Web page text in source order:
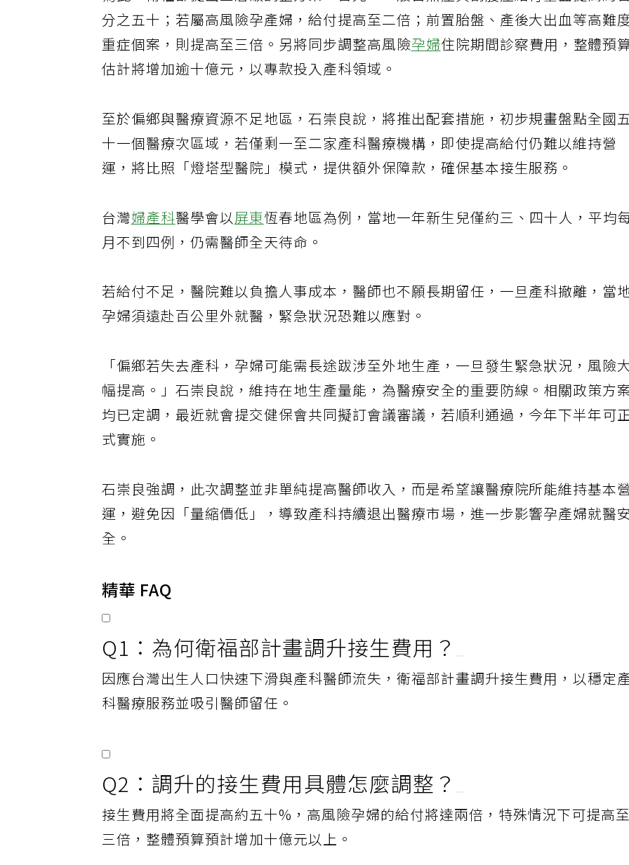
分之五十；若屬高風險孕產婦，給付提高至二倍；前置胎盤、產後大出血等高難
重症個案，則提高至三倍。另將同步調整高風險孕婦住院期間診察費用，整體預
估計將增加逾十億元，以專款投入產科領域。
至於偏鄉與醫療資源不足地區，石崇良說，將推出配套措施，初步規畫盤點全國
十一個醫療次區域，若僅剩一至二家產科醫療機構，即使提高給付仍難以維持營
運，將比照「燈塔型醫院」模式，提供額外保障款，確保基本接生服務。
台灣婦產科醫學會以屏東恆春地區為例，當地一年新生兒僅約三、四十人，平均
月不到四例，仍需醫師全天待命。
若給付不足，醫院難以負擔人事成本，醫師也不願長期留任，一旦產科撤離，當
孕婦須遠赴百公里外就醫，緊急狀況恐難以應對。
「偏鄉若失去產科，孕婦可能需長途跋涉至外地生產，一旦發生緊急狀況，風險
幅提高。」石崇良說，維持在地生產量能，為醫療安全的重要防線。相關政策方案
均已定調，最近就會提交健保會共同擬訂會議審議，若順利通過，今年下半年可
式實施。
石崇良強調，此次調整並非單純提高醫師收入，而是希望讓醫療院所能維持基本營
運，避免因「量縮價低」，導致產科持續退出醫療市場，進一步影響孕產婦就醫安
全。
精華 FAQ
Q1：為何衛福部計畫調升接生費用？
因應台灣出生人口快速下滑與產科醫師流失，衛福部計畫調升接生費用，以穩定
科醫療服務並吸引醫師留任。
Q2：調升的接生費用具體怎麼調整？
接生費用將全面提高約五十%，高風險孕婦的給付將達兩倍，特殊情況下可提高至
三倍，整體預算預計增加十億元以上。